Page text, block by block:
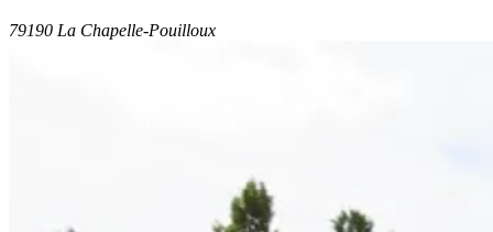
79190 La Chapelle-Pouilloux